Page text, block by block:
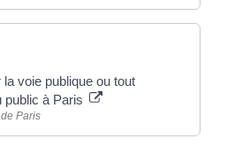
voie publique ou tout
public à Paris
Paris